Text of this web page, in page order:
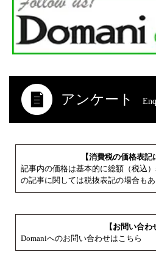
アンケート
【消費税の価格表記
記事内の価格は基本的に総額（税込
の記事に関しては税抜表記の場合もあ
【お問い合わ
Domaniへのお問い合わせはこちら